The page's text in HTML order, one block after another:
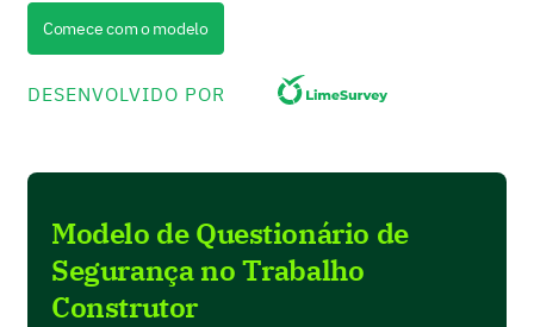
Por favor, avalie os seguintes aspectos de
segurança em nosso local de trabalho.
Medidas de proteção pessoal
Procedimentos de evacuação de emergência
Comece com o modelo
DESENVOLVIDO POR
Modelo de Questionário de
Segurança no Trabalho
Construtor